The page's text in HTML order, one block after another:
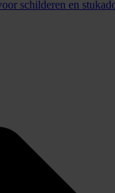
schilderen en